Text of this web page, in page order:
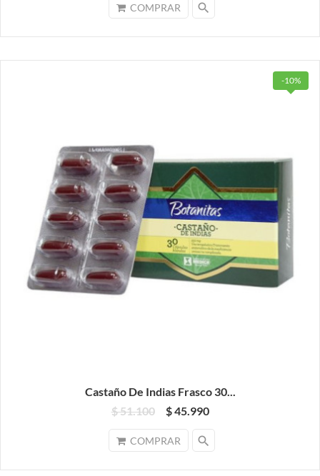
COMPRAR search
Castaño De Indias Frasco 30...
$ 51.100
$ 45.990
COMPRAR search
-10%